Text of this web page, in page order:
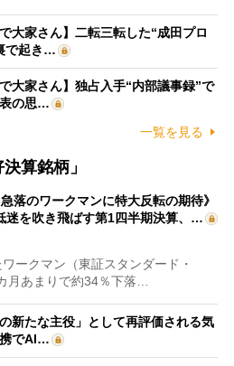
大家さん】二転三転した“成田プロ
で起き…
大家さん】独占入手“内部議事録”で
の思…
一覧を見る
算銘柄」
急落のワークマンに特大反転の期待》
迷を吹き飛ばす第1四半期決算、…
ークマン（東証スタンダード・
月あまりで約34％下落…
新たな主役」として再評価される気
でAI…